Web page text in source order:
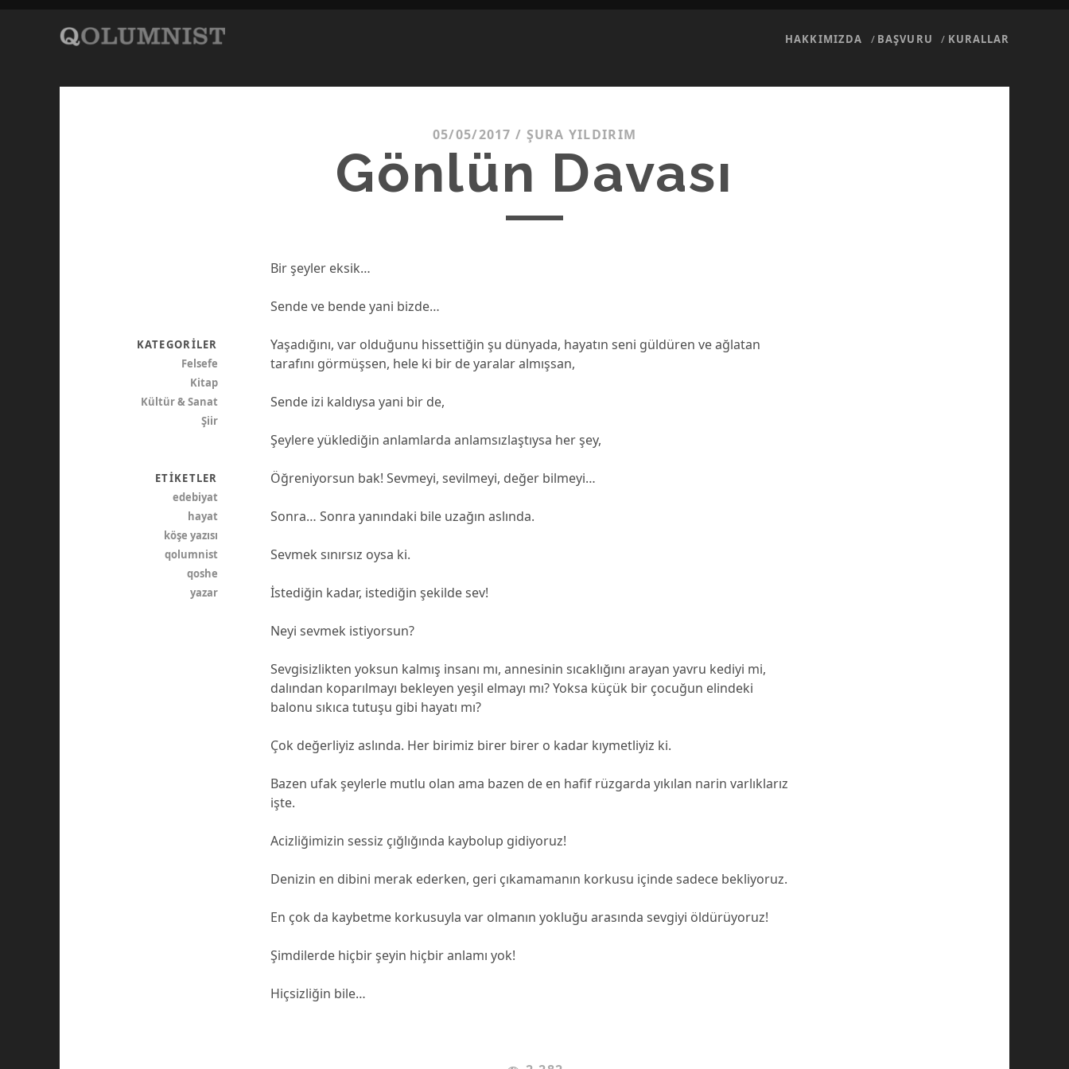
HAKKIMIZDA BAŞVURU KURALLAR
05/05/2017 / ŞURA YILDIRIM
Gönlün Davası
Bir şeyler eksik…
Sende ve bende yani bizde…
Yaşadığını, var olduğunu hissettiğin şu dünyada, hayatın seni güldüren ve ağlatan
tarafını görmüşsen, hele ki bir de yaralar almışsan,
Sende izi kaldıysa yani bir de,
Şeylere yüklediğin anlamlarda anlamsızlaştıysa her şey,
Öğreniyorsun bak! Sevmeyi, sevilmeyi, değer bilmeyi…
Sonra… Sonra yanındaki bile uzağın aslında.
Sevmek sınırsız oysa ki.
İstediğin kadar, istediğin şekilde sev!
Neyi sevmek istiyorsun?
Sevgisizlikten yoksun kalmış insanı mı, annesinin sıcaklığını arayan yavru kediyi mi,
dalından koparılmayı bekleyen yeşil elmayı mı? Yoksa küçük bir çocuğun elindeki
balonu sıkıca tutuşu gibi hayatı mı?
Çok değerliyiz aslında. Her birimiz birer birer o kadar kıymetliyiz ki.
Bazen ufak şeylerle mutlu olan ama bazen de en hafif rüzgarda yıkılan narin varlıklarız
işte.
Acizliğimizin sessiz çığlığında kaybolup gidiyoruz!
Denizin en dibini merak ederken, geri çıkamamanın korkusu içinde sadece bekliyoruz.
En çok da kaybetme korkusuyla var olmanın yokluğu arasında sevgiyi öldürüyoruz!
Şimdilerde hiçbir şeyin hiçbir anlamı yok!
Hiçsizliğin bile…
KATEGORILER
Felsefe
Kitap
Kültür & Sanat
Şiir
ETIKETLER
edebiyat
hayat
köşe yazısı
qolumnist
qoshe
yazar